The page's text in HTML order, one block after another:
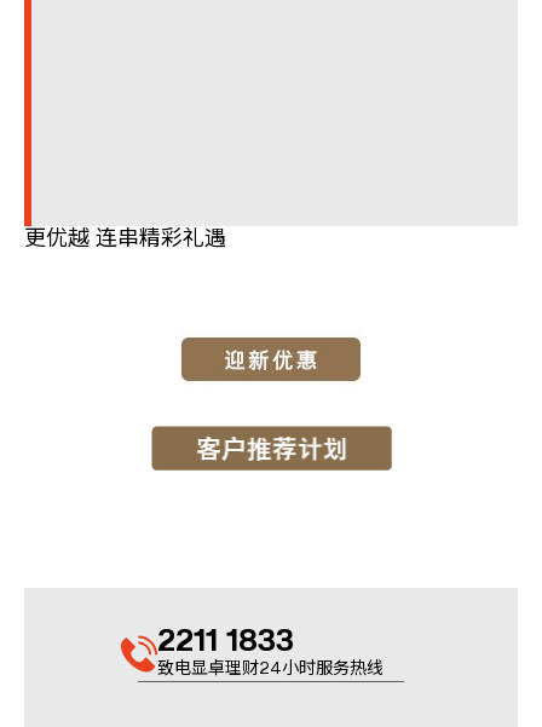
更优越 连串精彩礼遇
2211 1833
致电显卓理财24小时服务热线